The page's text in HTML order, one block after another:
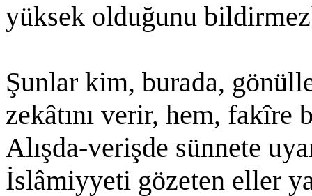
yüksek olduğunu
Şunlar kim, burada,
zekâtını verir, hem, fakîre
Alışda-verişde sünnete
İslâmiyyeti gözeten eller